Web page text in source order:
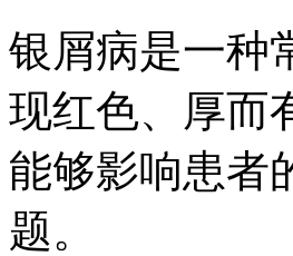
银屑病是一种
现红色、厚而
能够影响患者
题。